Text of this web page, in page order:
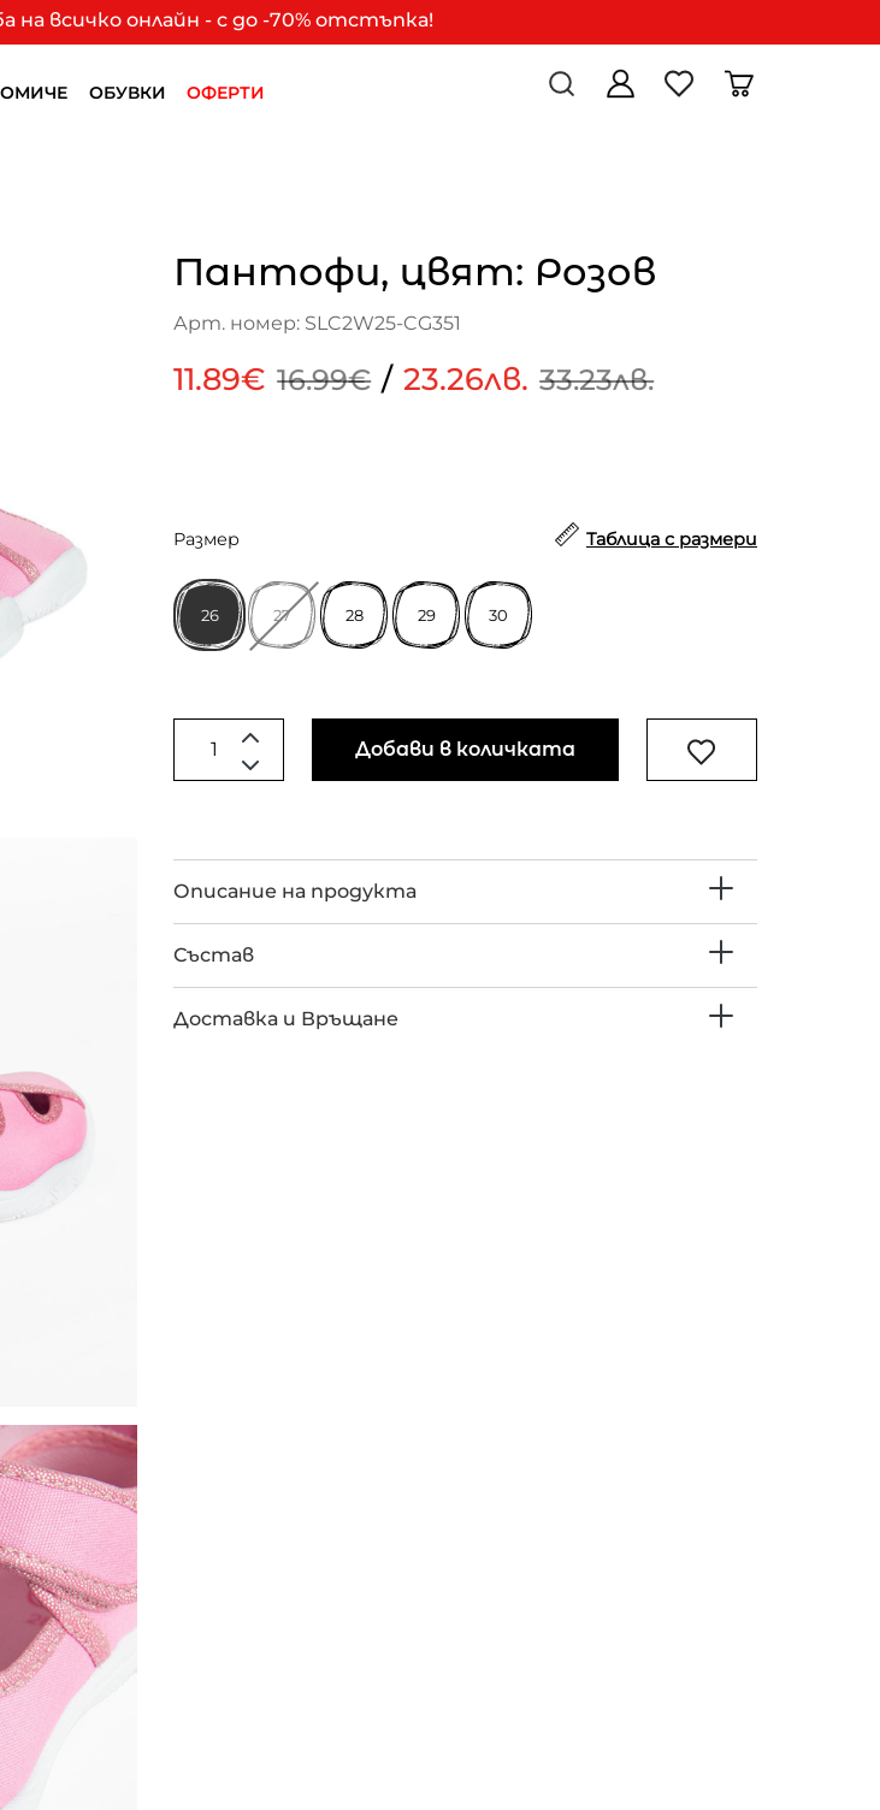
на всичко онлайн - с до -70% отстъпка!
ОБУВКИ ОФЕРТИ
Пантофи, цвят: Розов
Арт. номер: SLC2W25-CG351
11.89€ 16.99€ / 23.26лв. 33.23лв.
Размер Таблица с размери
26 27 28 29 30
Добави в количката
Описание на продукта
Състав
Доставка и Връщане